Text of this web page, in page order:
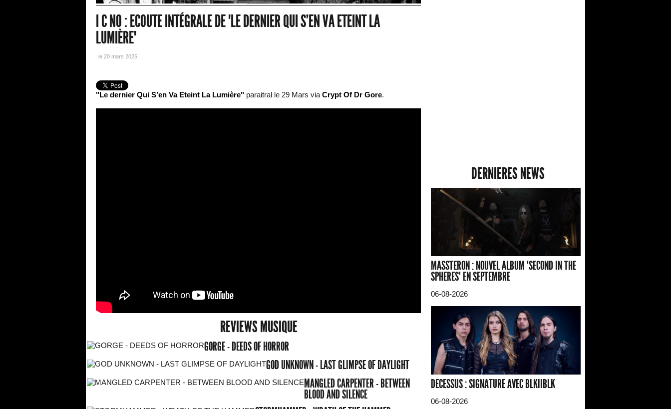
I C NO : ECOUTE INTÉGRALE DE "LE DERNIER QUI S'EN VA ETEINT LA
LUMIÈRE"
le 20 mars 2025
"Le dernier Qui S’en Va Eteint La Lumière" paraitral le 29 Mars via Crypt Of Dr Gore.
REVIEWS MUSIQUE
GORGE - DEEDS OF HORROR
GOD UNKNOWN - LAST GLIMPSE OF DAYLIGHT
MANGLED CARPENTER - BETWEEN
BLOOD AND SILENCE
DERNIERES NEWS
MASSTERON : NOUVEL ALBUM "SECOND IN THE
SPHERES" EN SEPTEMBRE
06-08-2026
DECESSUS : SIGNATURE AVEC BLKIIBLK
06-08-2026